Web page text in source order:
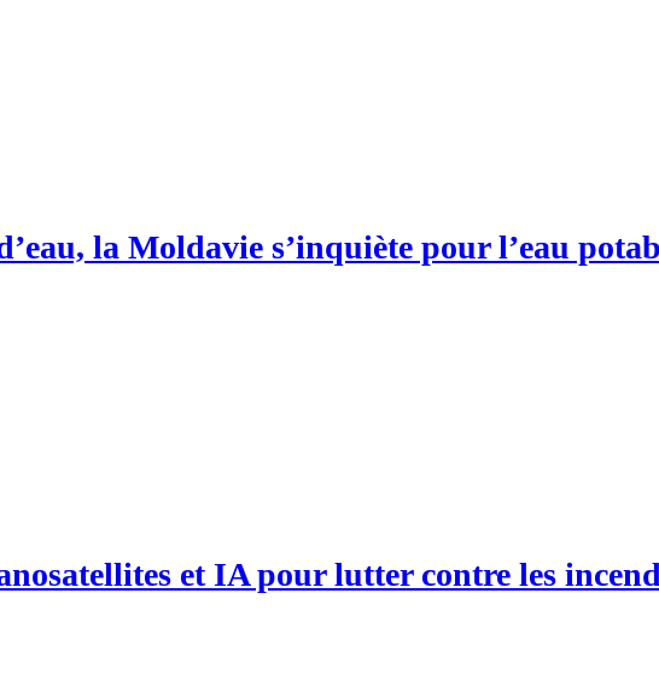
la Moldavie s’inquiète pour l’eau
et IA pour lutter contre les